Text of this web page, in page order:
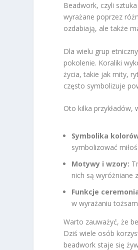
Beadwork, czyli
wyrażane poprzez
ozdabiają, ale także
Dla wielu grup
pokolenie. Koraliki
życia, takie jak mity,
często symbolizuje
Oto kilka
Symbolika
symbolizować
Motywy i wzory:
nich są wyróżniane
Funkcje
w wyrażaniu
Warto zauważyć, że
Dziś wiele osób
beadwork staje się